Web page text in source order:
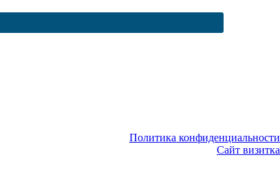
Политика конфиденциальности
Сайт визитка